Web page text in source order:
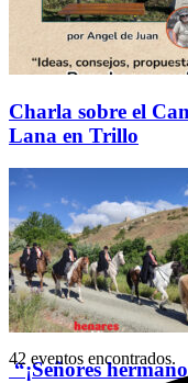
Charla sobre el
Lana en Trillo
“¡Señores
42 eventos encontrados.